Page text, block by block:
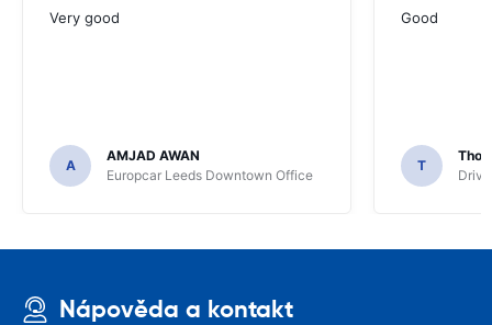
Very good
A
AMJAD AWAN
Europcar Leeds Downtown Office
Good
T
Nápověda a kontakt